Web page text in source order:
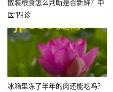
散装粮食怎么判断是否新鲜？中
医“四诊
冰箱里冻了半年的肉还能吃吗？